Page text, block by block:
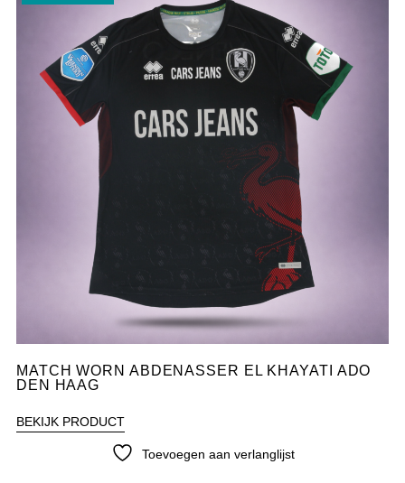
MATCH WORN ABDENASSER EL KHAYATI ADO
DEN HAAG
BEKIJK PRODUCT
Toevoegen aan verlanglijst